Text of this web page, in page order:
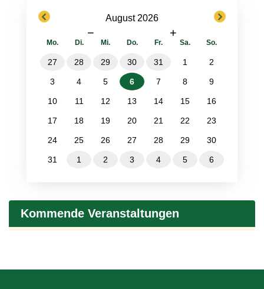
previous August 2026
− +
next
Mo. Di. Mi. Do. Fr. Sa. So.
27 28 29 30 31 1 2
3 4 5 6 7 8 9
10 11 12 13 14 15 16
17 18 19 20 21 22 23
24 25 26 27 28 29 30
31 1 2 3 4 5 6
Kommende Veranstaltungen